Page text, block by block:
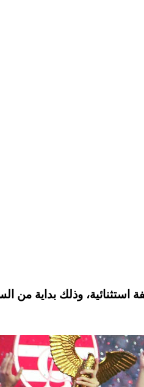
استثنائية، وذلك بداية من